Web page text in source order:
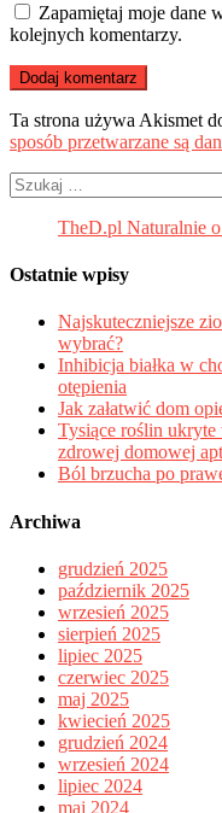
Zapamiętaj moje dane
kolejnych komentarzy.
Ta strona używa Akismet
sposób przetwarzane są
Szukaj:
TheD.pl Naturalnie
Ostatnie wpisy
Najskuteczniejsze
wybrać?
Inhibicja białka w
otępienia
Jak załatwić dom
Tysiące roślin
zdrowej domowej
Ból brzucha po
Archiwa
grudzień 2025
październik 2025
wrzesień 2025
sierpień 2025
lipiec 2025
czerwiec 2025
maj 2025
kwiecień 2025
grudzień 2024
wrzesień 2024
lipiec 2024
maj 2024